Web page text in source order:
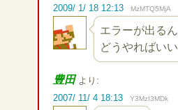
2009/ 1/ 18 12:13
MzMTQ5MjA
エラーが出る
どうやればい
豊田 より:
2007/ 11/ 4 18:13
Y3MzI3MDk